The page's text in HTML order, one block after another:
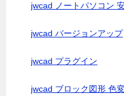
jwcad ノートパソコン
jwcad バージョンアップ
jwcad プラグイン
jwcad ブロック図形 色